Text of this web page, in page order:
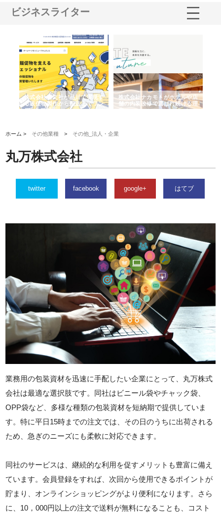
ビジネスライター
株式会社耕文社が品川で実現す
る販促物製作から配送までワン
ストップ対応
株式会社ナカモトがホテルや店
舗の内装改修で選ばれ続ける理
由
ホーム > その他業種 > その他_法人・企業
丸万株式会社
twitter facebook google+ はてブ
業務用の包装資材を迅速に手配したい企業にとって、丸万株式
会社は最適な選択肢です。同社はビニール袋やチャック袋、
OPP袋など、多様な種類の包装資材を短納期で提供していま
す。特に平日15時までの注文では、その日のうちに出荷される
ため、急ぎのニーズにも柔軟に対応できます。
同社のサービスは、継続的な利用を促すメリットも豊富に備え
ています。会員登録をすれば、次回から使用できるポイントが
貯まり、オンラインショッピングがより便利になります。さら
に、10，000円以上の注文で送料が無料になることも、コスト